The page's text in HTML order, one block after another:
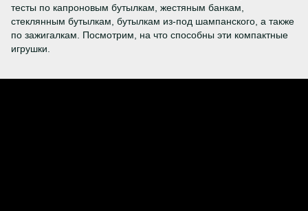
тесты по капроновым бутылкам, жестяным банкам,
стеклянным бутылкам, бутылкам из-под шампанского, а также
по зажигалкам. Посмотрим, на что способны эти компактные
игрушки.